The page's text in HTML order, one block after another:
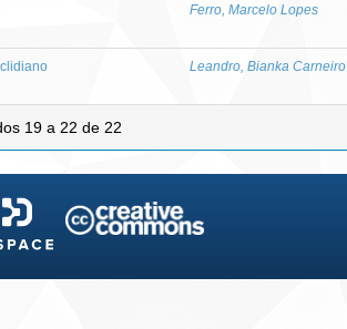
Ferro, Marcelo Lopes
Leandro, Bianka Carneiro
19 a 22 de 22